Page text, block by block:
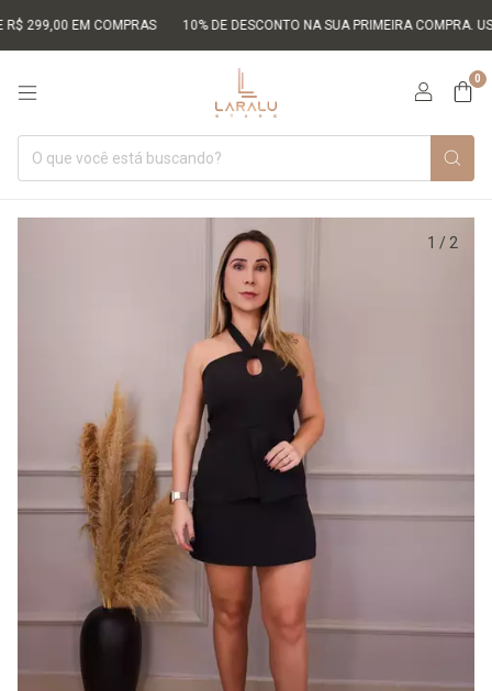
EM COMPRAS 10% DE DESCONTO NA SUA PRIMEIRA COMPRA. USE O
0
1 / 2